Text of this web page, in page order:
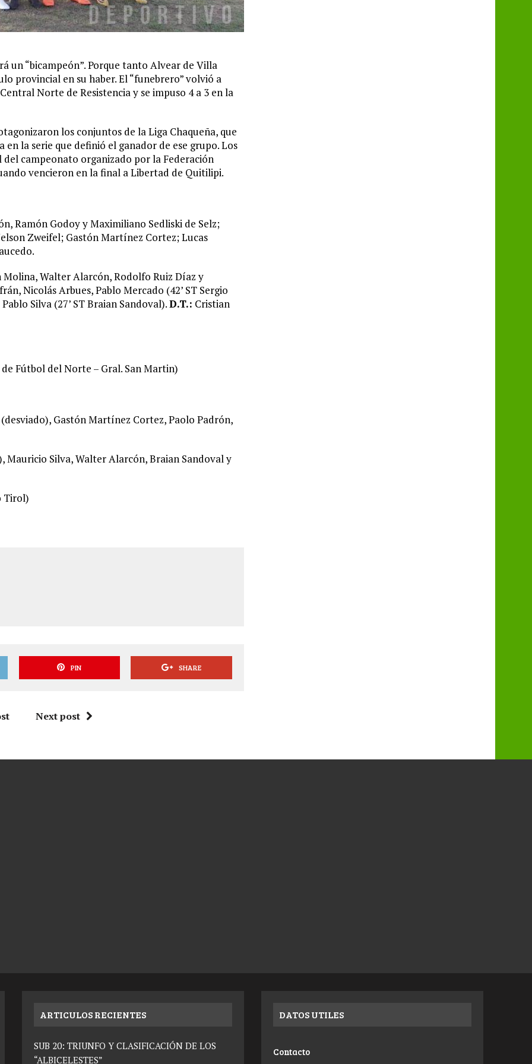
un “bicampeón”. Porque tanto Alvear de Villa
provincial en su haber. El “funebrero” volvió a
Norte de Resistencia y se impuso 4 a 3 en la
los conjuntos de la Liga Chaqueña, que
la serie que definió el ganador de ese grupo. Los
campeonato organizado por la Federación
vencieron en la final a Libertad de Quitilipi.
Ramón Godoy y Maximiliano Sedliski de Selz;
Zweifel; Gastón Martínez Cortez; Lucas
Walter Alarcón, Rodolfo Ruiz Díaz y
Nicolás Arbues, Pablo Mercado (42’ ST Sergio
Silva (27’ ST Braian Sandoval).D.T.: Cristian
Fútbol del Norte – Gral. San Martin)
Gastón Martínez Cortez, Paolo Padrón,
Silva, Walter Alarcón, Braian Sandoval y
Tirol)
PIN SHARE
Next post
ARTICULOS RECIENTES
SUB 20: TRIUNFO Y CLASIFICACIÓN DE LOS
“ALBICELESTES”
DATOS UTILES
Contacto